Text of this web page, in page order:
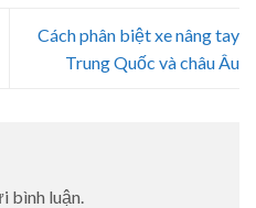
Cách phân biệt xe nâng tay
Trung Quốc và châu Âu
bình luận.